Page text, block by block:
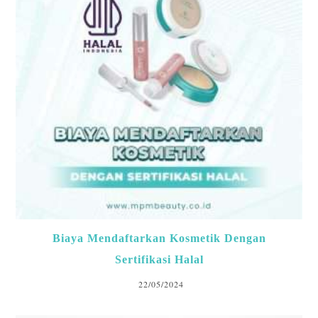
Biaya Mendaftarkan Kosmetik Dengan
Sertifikasi Halal
22/05/2024